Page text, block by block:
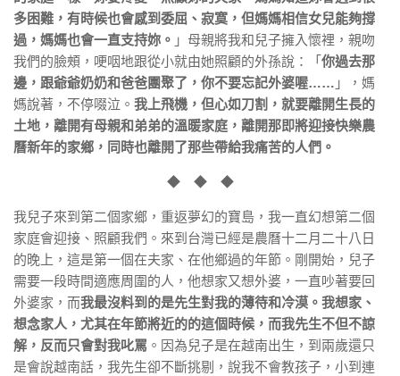
多困難，有時候也會感到委屈、寂寞，但媽媽相信女兒能夠撐
過，媽媽也會一直支持妳。 」母親將我和兒子擁入懷裡，親吻
我們的臉頰，哽咽地跟從小就由她照顧的外孫說：「 你過去那
邊，跟爺爺奶奶和爸爸團聚了，你不要忘記外婆喔…… 」，媽
媽說著，不停啜泣。 我上飛機，但心如刀割，就要離開生長的
土地，離開有母親和弟弟的溫暖家庭，離開那即將迎接快樂農
曆新年的家鄉，同時也離開了那些帶給我痛苦的人們。
◆ ◆ ◆
我兒子來到第二個家鄉，重返夢幻的寶島，我一直幻想第二個
家庭會迎接、照顧我們。來到台灣已經是農曆十二月二十八日
的晚上，這是第一個在夫家、在他鄉過的年節。剛開始，兒子
需要一段時間適應周圍的人，他想家又想外婆，一直吵著要回
外婆家，而我最沒料到的是先生對我的薄待和冷漠。我想家、
想念家人，尤其在年節將近的的這個時候，而我先生不但不諒
解，反而只會對我叱罵 。因為兒子是在越南出生，到兩歲還只
是會說越南話，我先生卻不斷挑剔，說我不會教孩子，小到連